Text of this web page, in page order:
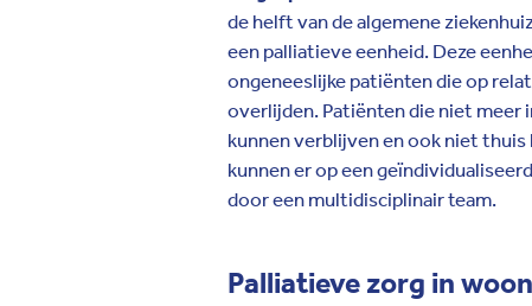
de helft van de algemene
een palliatieve eenheid. Deze
ongeneeslijke patiënten die op
overlijden. Patiënten die niet meer
kunnen verblijven en ook niet
kunnen er op een
door een multidisciplinair team.
Palliatieve zorg in